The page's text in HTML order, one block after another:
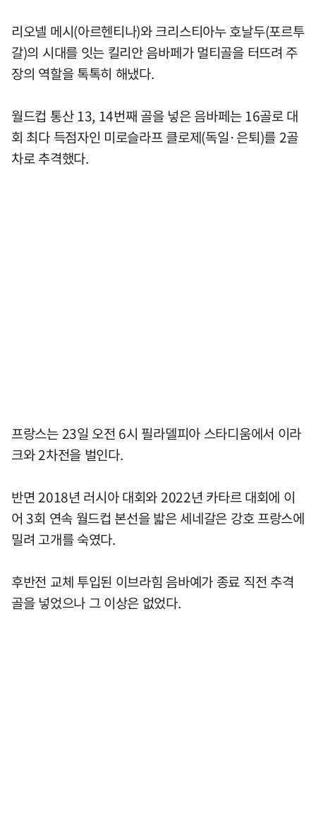
리오넬 메시(아르헨티나)와 크리스티아누 호날두(포르투
갈)의 시대를 잇는 킬리안 음바페가 멀티골을 터뜨려 주
장의 역할을 톡톡히 해냈다.
월드컵 통산 13, 14번째 골을 넣은 음바페는 16골로 대
회 최다 득점자인 미로슬라프 클로제(독일·은퇴)를 2골
차로 추격했다.
프랑스는 23일 오전 6시 필라델피아 스타디움에서 이라
크와 2차전을 벌인다.
반면 2018년 러시아 대회와 2022년 카타르 대회에 이
어 3회 연속 월드컵 본선을 밟은 세네갈은 강호 프랑스에
밀려 고개를 숙였다.
후반전 교체 투입된 이브라힘 음바예가 종료 직전 추격
골을 넣었으나 그 이상은 없었다.